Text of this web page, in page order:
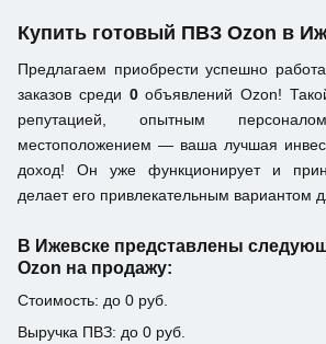
Купить готовый ПВЗ Ozon в
Предлагаем приобрести успешно
заказов среди 0объявлений Ozon!
репутацией, опытным
местоположением — ваша лучшая
доход! Он уже функционирует и
делает его привлекательным вариантом
В Ижевске представлены
Ozon на продажу:
Стоимость: до 0 руб.
Выручка ПВЗ: до 0 руб.